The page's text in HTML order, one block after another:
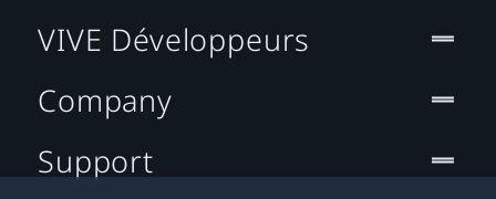
VIVE Développeurs
Company
Support